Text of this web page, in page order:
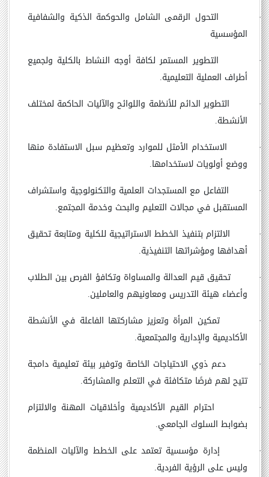
·
التحول الرقمى الشامل والحوكمة الذكية والشفافية
المؤسسية
·
التطوير المستمر لكافة أوجه النشاط بالكلية ولجميع
أطراف العملية التعليمية.
·
التطوير الدائم للأنظمة واللوائح والآليات الحاكمة لمختلف
الأنشطة.
·
الاستخدام الأمثل للموارد وتعظيم سبل الاستفادة منها
ووضع أولويات لاستخدامها.
·
التفاعل مع المستجدات العلمية والتكنولوجية واستشراف
المستقبل في مجالات التعليم والبحث وخدمة المجتمع.
·
الالتزام بتنفيذ الخطط الاستراتيجية للكلية ومتابعة تحقيق
أهدافها ومؤشراتها التنفيذية.
·
تحقيق قيم العدالة والمساواة وتكافؤ الفرص بين الطلاب
وأعضاء هيئة التدريس ومعاونيهم والعاملين.
·
تمكين المرأة وتعزيز مشاركتها الفاعلة في الأنشطة
الأكاديمية والإدارية والمجتمعية.
·
دعم ذوي الاحتياجات الخاصة وتوفير بيئة تعليمية دامجة
تتيح لهم فرصًا متكافئة في التعلم والمشاركة.
·
احترام القيم الأكاديمية وأخلاقيات المهنة والالتزام
بضوابط السلوك الجامعي.
·
إدارة مؤسسية تعتمد على الخطط والآليات المنظمة
وليس على الرؤية الفردية.